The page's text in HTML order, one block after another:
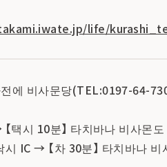
life/
에 비사문당(TEL:0197-64-
택시 10분】 타치바나 비사몬도
IC → 【차 30분】 타치바나 비